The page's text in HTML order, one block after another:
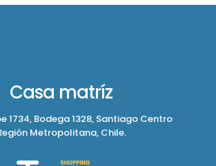
Casa matríz
1734, Bodega 1328, Santiago Centro
Metropolitana, Chile.